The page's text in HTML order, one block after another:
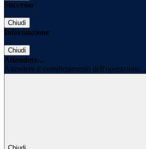
Successo
Chiudi
Informazione
Chiudi
Attendere...
Attendere il completamento dell'operazione...